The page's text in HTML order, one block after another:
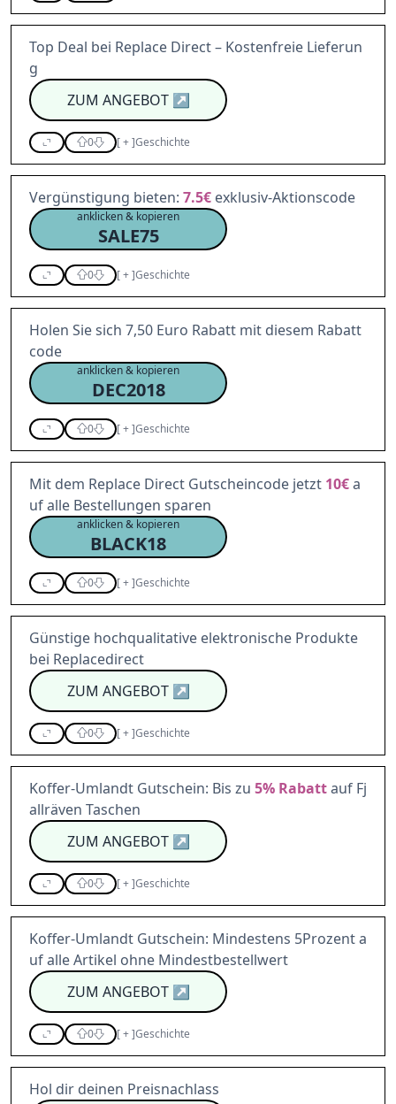
Top Deal bei Replace Direct – Kostenfreie Lieferun
g
ZUM ANGEBOT↗
0 [+]Geschichte
Vergünstigung bieten: 7.5€ exklusiv-Aktionscode
anklicken & kopieren
SALE75
0 [+]Geschichte
Holen Sie sich 7,50 Euro Rabatt mit diesem Rabatt
code
anklicken & kopieren
DEC2018
0 [+]Geschichte
Mit dem Replace Direct Gutscheincode jetzt 10€a
uf alle Bestellungen sparen
anklicken & kopieren
BLACK18
0 [+]Geschichte
Günstige hochqualitative elektronische Produkte
bei Replacedirect
ZUM ANGEBOT↗
0 [+]Geschichte
Koffer-Umlandt Gutschein: Bis zu 5% Rabattauf Fj
allräven Taschen
ZUM ANGEBOT↗
0 [+]Geschichte
Koffer-Umlandt Gutschein: Mindestens 5Prozent a
uf alle Artikel ohne Mindestbestellwert
ZUM ANGEBOT↗
0 [+]Geschichte
Hol dir deinen Preisnachlass